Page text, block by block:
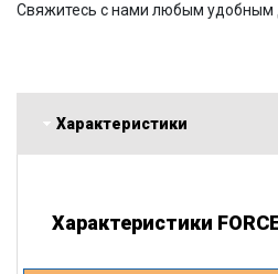
Свяжитесь с нами любым удобным
Характеристики
Характеристики